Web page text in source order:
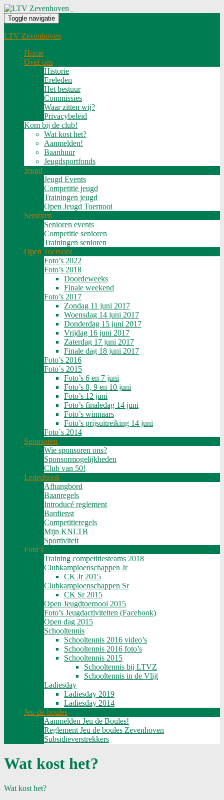
Toggle navigatie
LTV Zevenhoven
Home
Over ons
Historie
Ereleden
Het bestuur
Commissies
Waar zitten wij?
Privacybeleid
Kom bij de club!
Wat kost het?
Aanmelden!
Baanhuur
Jeugdsportfonds
Jeugd
Jeugd Events
Competitie jeugd
Trainingen jeugd
Open Jeugd Toernooi
Senioren
Senioren events
Competitie senioren
Trainingen senioren
Open Toernooi
Foto’s 2022
Foto’s 2018
Doordeweeks
Finale weekend
Foto’s 2017
Zondag 11 juni 2017
Woensdag 14 juni 2017
Donderdag 15 juni 2017
Vrijdag 16 juni 2017
Zaterdag 17 juni 2017
Finale dag 18 juni 2017
Foto’s 2016
Foto´s 2015
Foto’s 6 en 7 juni
Foto’s 8, 9 en 10 juni
Foto’s 12 juni
Foto’s finaledag 14 juni
Foto’s winnaars
Foto’s prijsuitreiking 14 juni
Foto´s 2014
Sponsoren
Wie sponsoren ons?
Sponsormogelijkheden
Club van 50!
Ledenhonk
Afhangbord
Baanregels
Introducé reglement
Bardienst
Competitieregels
Mijn KNLTB
Sportiviteit
Foto’s
Training competitiesteams 2018
Clubkampioenschappen Jr
CK Jr 2015
Clubkampioenschappen Sr
CK Sr 2015
Open Jeugdtoernooi 2015
Foto’s Jeugdactiviteiten (Facebook)
Open dag 2015
Schooltennis
Schooltennis 2016 video’s
Schooltennis 2016 foto’s
Schooltennis 2015
Schooltennis bij LTVZ
Schooltennis in de Vlijt
Ladiesday
Ladiesday 2019
Ladiesday 2014
Jeu-de-boules
Aanmelden Jeu de Boules!
Reglement Jeu de boules Zevenhoven
Subsidieverstrekkers
Wat kost het?
Wat kost het?